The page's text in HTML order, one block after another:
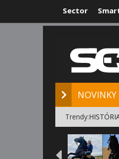
Sector
NOVINKY
Trendy: